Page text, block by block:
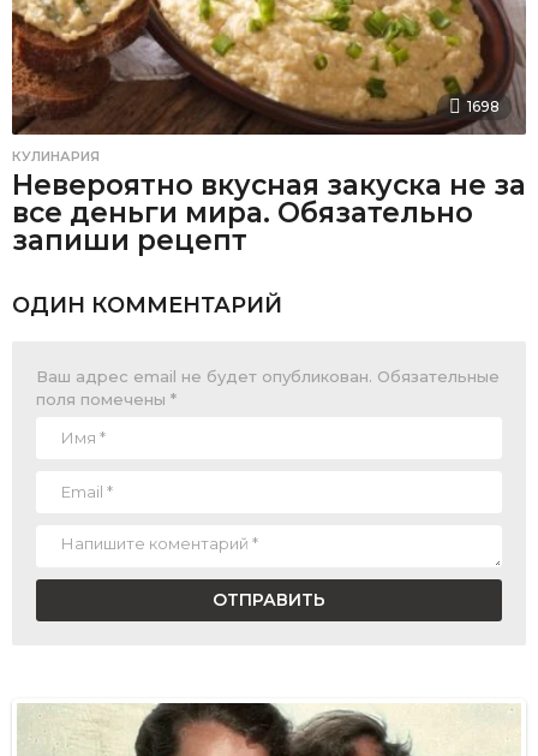
1698
КУЛИНАРИЯ
Невероятно вкусная закуска не за
все деньги мира. Обязательно
запиши рецепт
ОДИН КОММЕНТАРИЙ
Ваш адрес email не будет опубликован. Обязательные
поля помечены *